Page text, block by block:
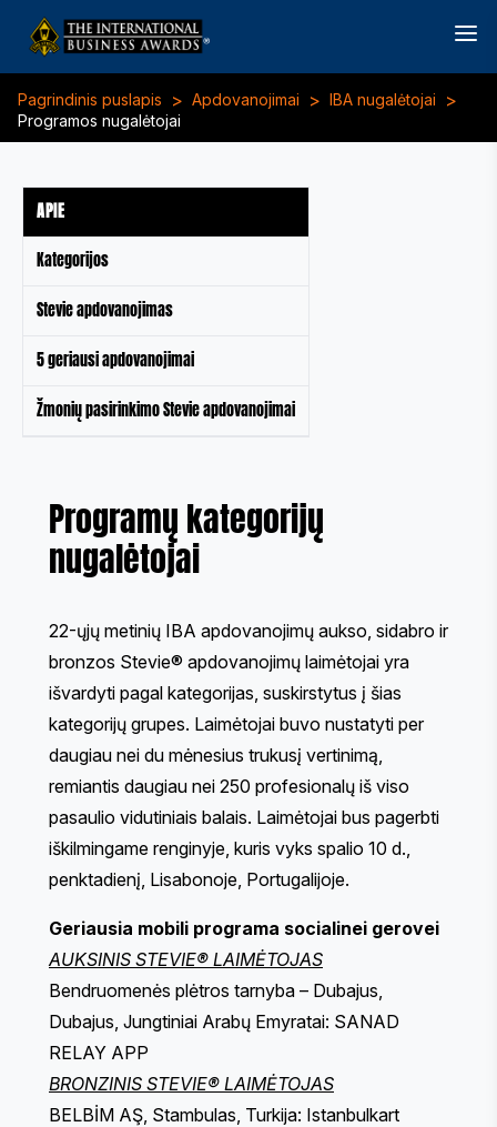
Pagrindinis puslapis > Apdovanojimai > IBA nugalėtojai >
Programos nugalėtojai
APIE
Kategorijos
Stevie apdovanojimas
5 geriausi apdovanojimai
Žmonių pasirinkimo Stevie apdovanojimai
Programų kategorijų
nugalėtojai
22-ųjų metinių IBA apdovanojimų aukso, sidabro ir
bronzos Stevie® apdovanojimų laimėtojai yra
išvardyti pagal kategorijas, suskirstytus į šias
kategorijų grupes. Laimėtojai buvo nustatyti per
daugiau nei du mėnesius trukusį vertinimą,
remiantis daugiau nei 250 profesionalų iš viso
pasaulio vidutiniais balais. Laimėtojai bus pagerbti
iškilmingame renginyje , kuris vyks spalio 10 d.,
penktadienį, Lisabonoje, Portugalijoje.
Geriausia mobili programa socialinei gerovei
AUKSINIS STEVIE® LAIMĖTOJAS
Bendruomenės plėtros tarnyba – Dubajus,
Dubajus, Jungtiniai Arabų Emyratai: SANAD
RELAY APP
BRONZINIS STEVIE® LAIMĖTOJAS
BELBİM AŞ, Stambulas, Turkija: Istanbulkart